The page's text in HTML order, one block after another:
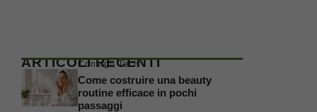
ARTICOLI RECENTI
Consigli Tech
Come costruire una beauty
routine efficace in pochi
passaggi